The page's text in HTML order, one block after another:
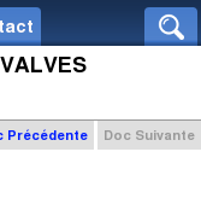
Précédente Doc Suivante